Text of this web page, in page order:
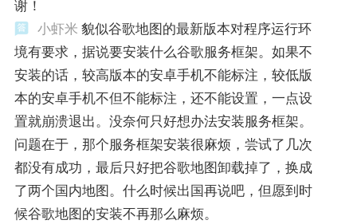
谢！
小虾米 貌似谷歌地图的最新版本对程序运行环
境有要求，据说要安装什么谷歌服务框架。如果不
安装的话，较高版本的安卓手机不能标注，较低版
本的安卓手机不但不能标注，还不能设置，一点设
置就崩溃退出。没奈何只好想办法安装服务框架。
问题在于，那个服务框架安装很麻烦，尝试了几次
都没有成功，最后只好把谷歌地图卸载掉了，换成
了两个国内地图。什么时候出国再说吧，但愿到时
候谷歌地图的安装不再那么麻烦。